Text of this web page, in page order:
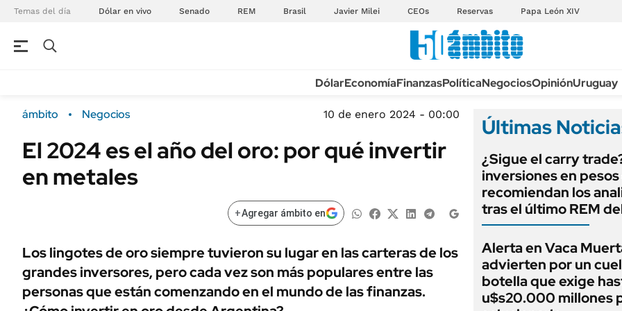
Temas del día Dólar en vivo Senado REM Brasil Javier Milei CEOs Reservas Papa León XIV
Campo
FINANZAS
ÁMBITO DEBATE
MEDIAKIT AMBITO DEBATE
Sustentabilidad
POLÍTICA
URUGUAY
TECNOLOGÍA
MÉXICO
MUNDO
LIFESTYLE
AUTOS
EDICTOS
LICITACIONES
CUADROS
RECALL
ANUARIO 2025
EDICIÓN IMPRESA
DólarEconomíaFinanzasPolíticaNegociosOpiniónUruguay
ámbito Negocios 10 de enero 2024 - 00:00
El 2024 es el año del oro: por qué invertir
en metales
+Agregar ámbito en
Los lingotes de oro siempre tuvieron su lugar en las carteras de los
grandes inversores, pero cada vez son más populares entre las
personas que están comenzando en el mundo de las finanzas.
Últimas
¿Sigue el carry
inversiones en
recomiendan los
tras el último REM
Alerta en Vaca
advierten por un
botella que exige
u$s20.000 millones